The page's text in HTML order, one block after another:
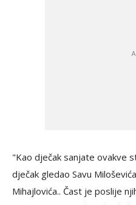
"Kao dječak sanjate ovakve
dječak gledao Savu
Mihajlovića.. Čast je poslije